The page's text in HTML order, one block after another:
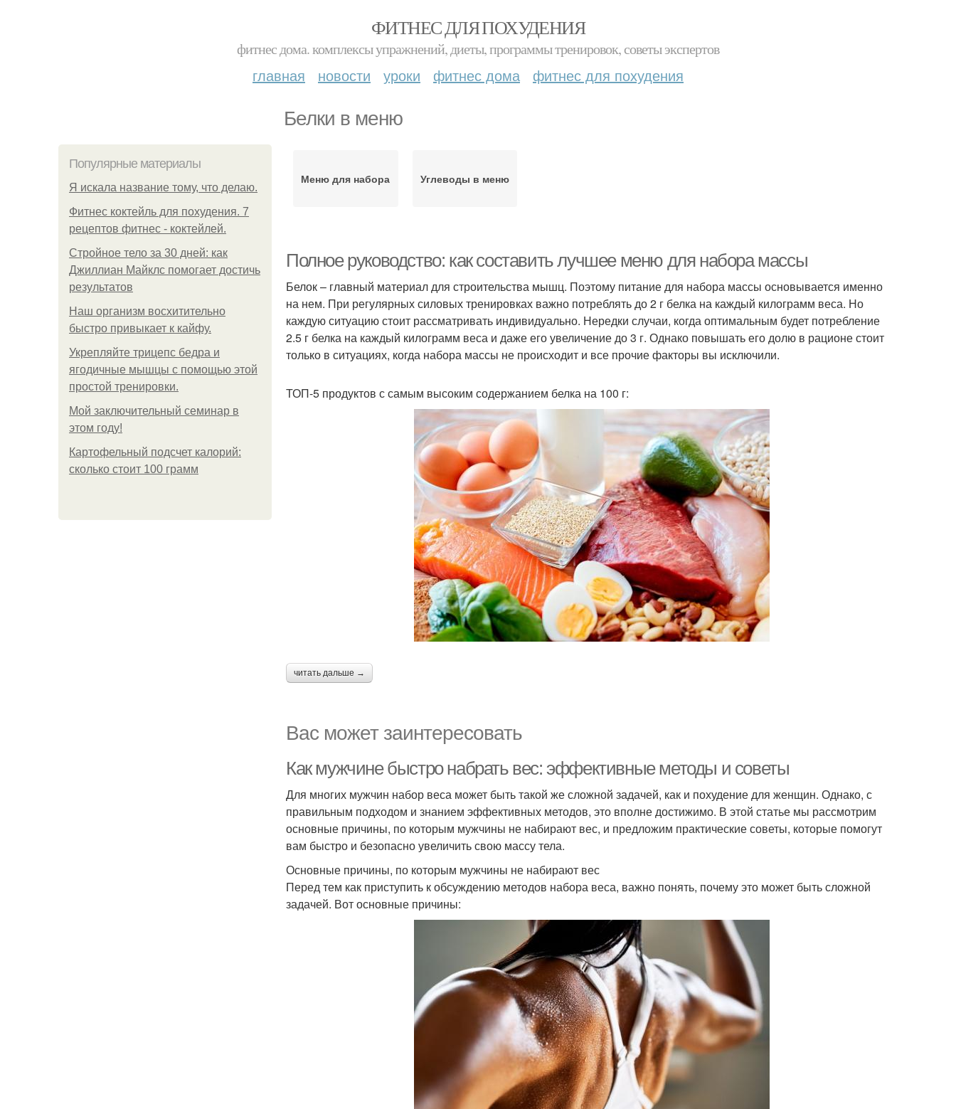
ФИТНЕС ДЛЯ ПОХУДЕНИЯ
фитнес дома. комплексы упражнений, диеты, программы тренировок, советы экспертов
главная новости уроки фитнес дома фитнес для похудения
Белки в меню
Популярные материалы
Я искала название тому, что делаю.
Фитнес коктейль для похудения. 7
рецептов фитнес - коктейлей.
Стройное тело за 30 дней: как
Джиллиан Майклс помогает достичь
результатов
Наш организм восхитительно
быстро привыкает к кайфу.
Укрепляйте трицепс бедра и
ягодичные мышцы с помощью этой
простой тренировки.
Мой заключительный семинар в
этом году!
Картофельный подсчет калорий:
сколько стоит 100 грамм
Меню для набора Углеводы в меню
Полное руководство: как составить лучшее меню для набора массы
Белок – главный материал для строительства мышц. Поэтому питание для набора массы основывается именно
на нем. При регулярных силовых тренировках важно потреблять до 2 г белка на каждый килограмм веса. Но
каждую ситуацию стоит рассматривать индивидуально. Нередки случаи, когда оптимальным будет потребление
2.5 г белка на каждый килограмм веса и даже его увеличение до 3 г. Однако повышать его долю в рационе стоит
только в ситуациях, когда набора массы не происходит и все прочие факторы вы исключили.
ТОП-5 продуктов с самым высоким содержанием белка на 100 г:
читать дальше →
Вас может заинтересовать
Как мужчине быстро набрать вес: эффективные методы и советы
Для многих мужчин набор веса может быть такой же сложной задачей, как и похудение для женщин. Однако, с
правильным подходом и знанием эффективных методов, это вполне достижимо. В этой статье мы рассмотрим
основные причины, по которым мужчины не набирают вес, и предложим практические советы, которые помогут
вам быстро и безопасно увеличить свою массу тела.
Основные причины, по которым мужчины не набирают вес
Перед тем как приступить к обсуждению методов набора веса, важно понять, почему это может быть сложной
задачей. Вот основные причины: